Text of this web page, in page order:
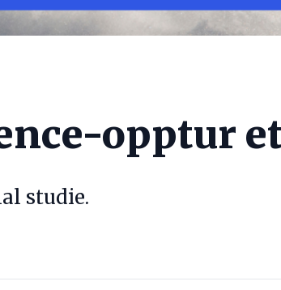
opptur
studie.